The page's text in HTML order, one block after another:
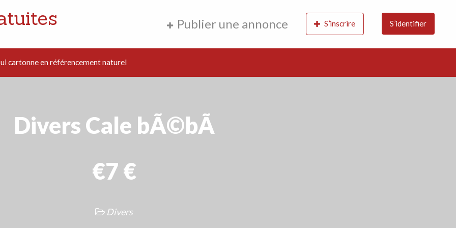
Publier une annonce S’inscrire S’identifier
cartonne en référencement naturel
Divers Cale bÃ©bÃ
€7 €
Divers